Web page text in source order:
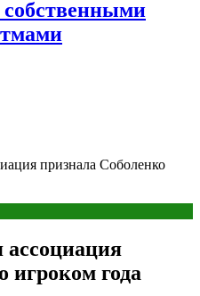
признала Соболенко
игроком года